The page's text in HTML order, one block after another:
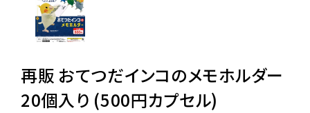
06-6282-7659
再販 おてつだインコのメモホルダー
20個入り (500円カプセル)